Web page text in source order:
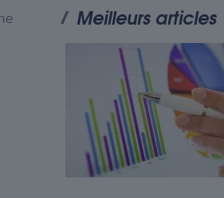
Meilleurs articles